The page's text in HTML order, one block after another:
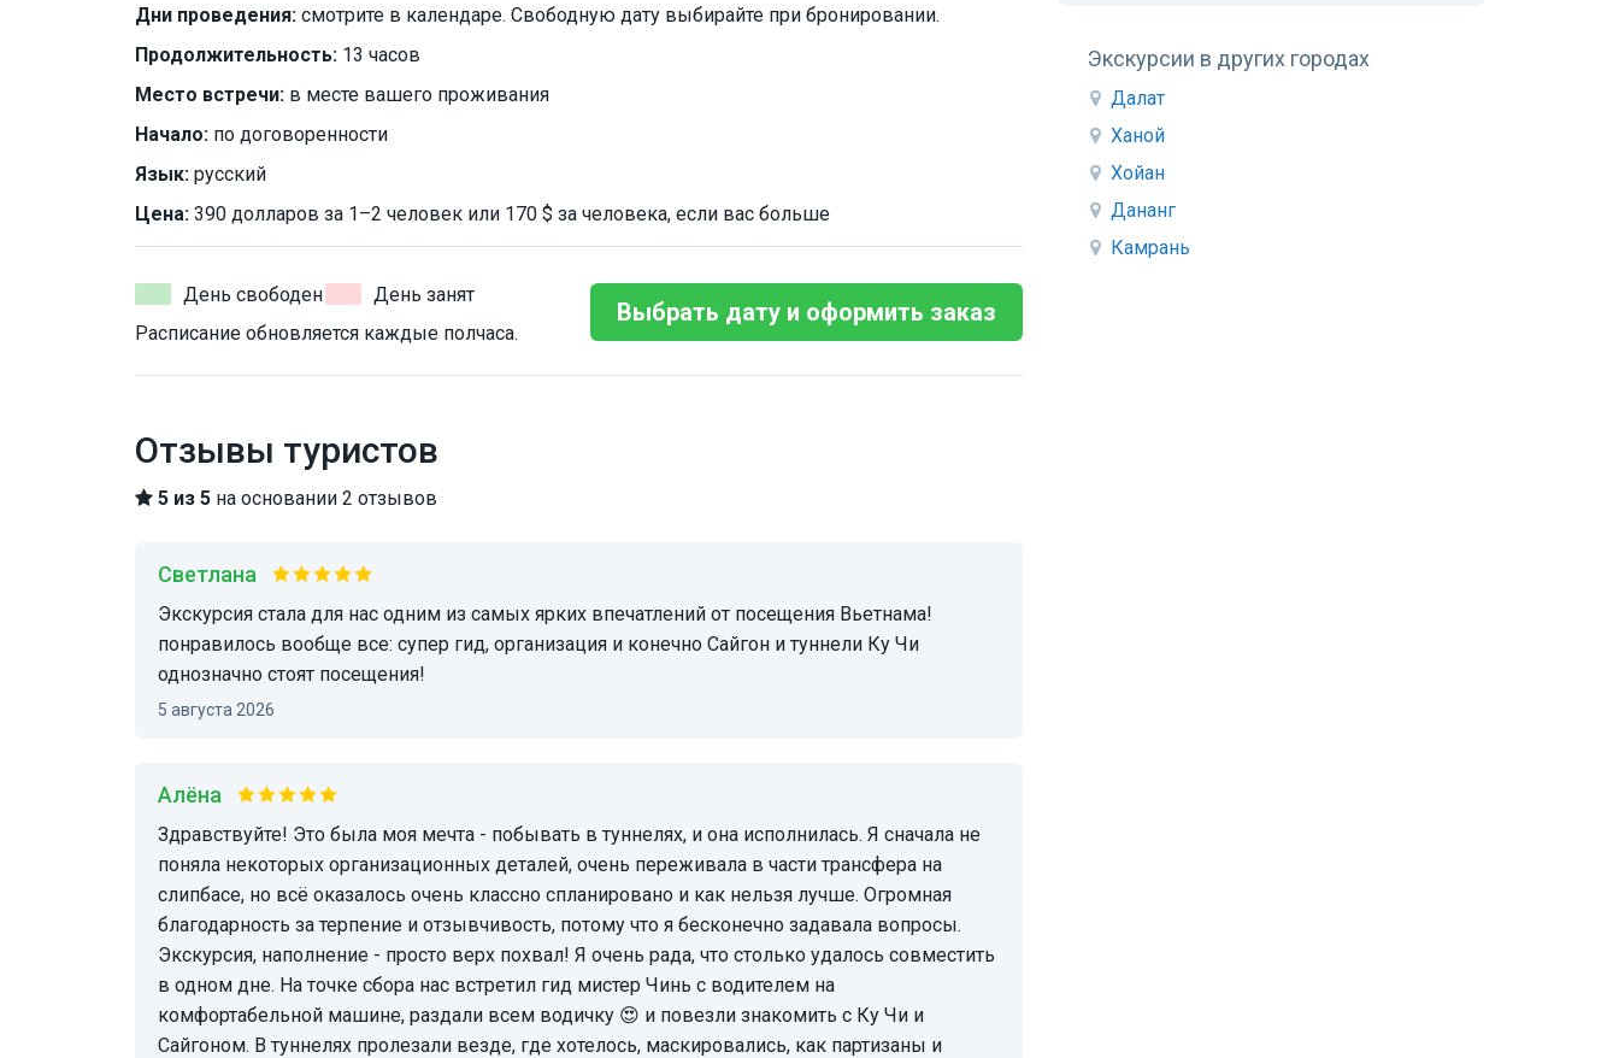
Дни проведения: смотрите в календаре. Свободную дату выбирайте при бронировании.
Продолжительность: 13 часов
Место встречи: в месте вашего проживания
Начало: по договоренности
Язык: русский
Цена: 390 долларов за 1–2 человек или 170 $ за человека, если вас больше
День свободен
День занят
Расписание обновляется каждые полчаса.
Выбрать дату и оформить заказ
Отзывы туристов
5 из 5 на основании 2 отзывов
Светлана
Экскурсия стала для нас одним из самых ярких впечатлений от посещения Вьетнама!
понравилось вообще все: супер гид, организация и конечно Сайгон и туннели Ку Чи
однозначно стоят посещения!
5 августа 2026
Алёна
Здравствуйте! Это была моя мечта - побывать в туннелях, и она исполнилась. Я сначала не
поняла некоторых организационных деталей, очень переживала в части трансфера на
слипбасе, но всё оказалось очень классно спланировано и как нельзя лучше. Огромная
благодарность за терпение и отзывчивость, потому что я бесконечно задавала вопросы.
Экскурсия, наполнение - просто верх похвал! Я очень рада, что столько удалось совместить
в одном дне. На точке сбора нас встретил гид мистер Чинь с водителем на
комфортабельной машине, раздали всем водичку 😍 и повезли знакомить с Ку Чи и
Сайгоном. В туннелях пролезали везде, где хотелось, маскировались, как партизаны и
Экскурсии в других городах
Далат
Ханой
Хойан
Дананг
Камрань